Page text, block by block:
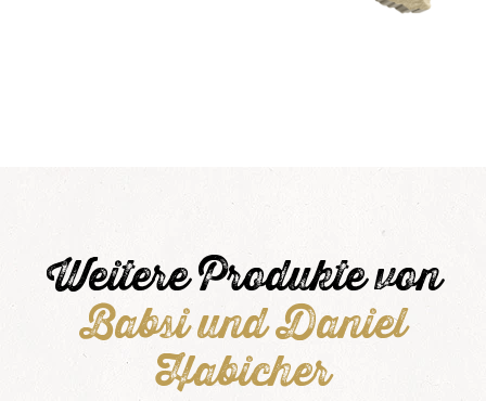
Weitere Produkte von
Babsi und Daniel
Habicher